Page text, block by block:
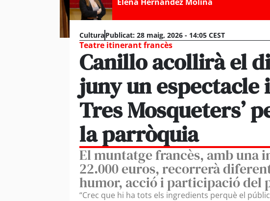
CulturaPublicat: 28 maig, 2026 - 14:05 CEST
Teatre itinerant francès
Canillo acollirà el
juny un espectacle
Tres Mosqueters’
la parròquia
El muntatge francès, amb una
22.000 euros, recorrerà
humor, acció i participació del
“Crec que hi ha tots els ingredients perquè el